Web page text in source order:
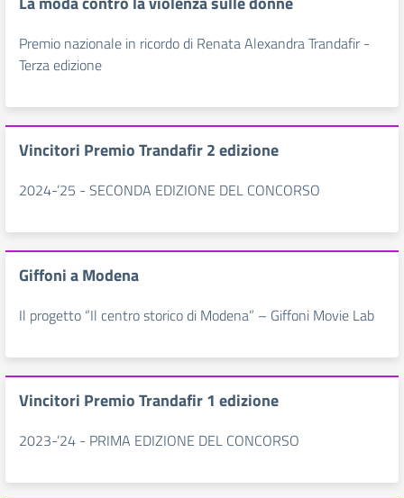
Premio nazionale in ricordo di Renata Alexandra Trandafir -
Terza edizione
Vincitori Premio Trandafir 2 edizione
2024-’25 - SECONDA EDIZIONE DEL CONCORSO
Giffoni a Modena
Il progetto “Il centro storico di Modena” – Giffoni Movie Lab
Vincitori Premio Trandafir 1 edizione
2023-’24 - PRIMA EDIZIONE DEL CONCORSO